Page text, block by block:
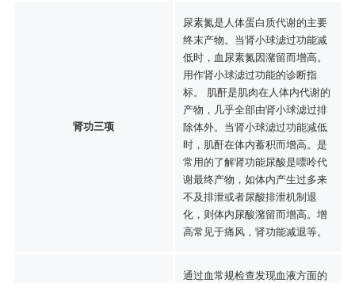
肾功三项
尿素氮是人体蛋白质代谢的主要
终末产物。当肾小球滤过功能减
低时，血尿素氮因潴留而增高。
用作肾小球滤过功能的诊断指
标。 肌酐是肌肉在人体内代谢的
产物，几乎全部由肾小球滤过排
除体外。当肾小球滤过功能减低
时，肌酐在体内蓄积而增高。是
常用的了解肾功能尿酸是嘌呤代
谢最终产物，如体内产生过多来
不及排泄或者尿酸排泄机制退
化，则体内尿酸潴留而增高。增
高常见于痛风，肾功能减退等。
通过血常规检查发现血液方面的